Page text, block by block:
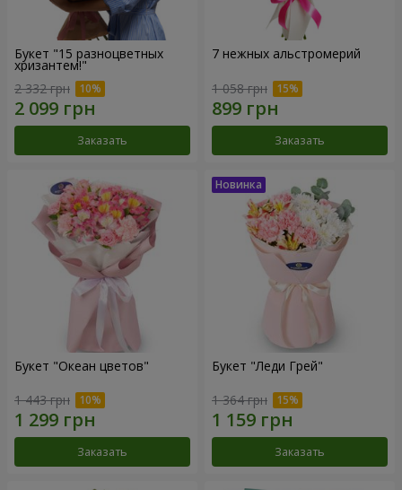
Букет "15 разноцветных
хризантем!"
2 332 грн
Заказать
7 нежных альстромерий
1 058 грн
Заказать
Букет "Океан цветов"
1 443 грн
Заказать
Букет "Леди Грей"
1 364 грн
Заказать